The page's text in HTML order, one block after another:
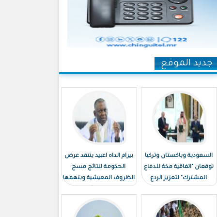
جديد الموقع
السعودية وباكستان وتركيا
توقعان "اتفاقية مكة للدفاع
المشترك" لتعزيز الردع
بيرام الداه اعبيد ينتقد عرض
الحكومة لنتائج مسح
الظروف المعيشية ويتهمها